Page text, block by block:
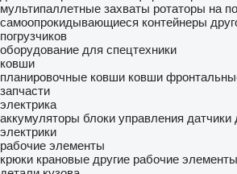
мультипаллетные захваты ротаторы на
самоопрокидывающиеся контейнеры
погрузчиков
оборудование для спецтехники
ковши
планировочные ковши ковши
запчасти
электрика
аккумуляторы блоки управления датчики
электрики
рабочие элементы
крюки крановые другие рабочие элементы